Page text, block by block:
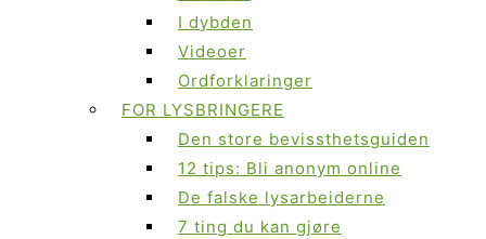
I dybden
Videoer
Ordforklaringer
FOR LYSBRINGERE
Den store bevissthetsguiden
12 tips: Bli anonym online
De falske lysarbeiderne
7 ting du kan gjøre